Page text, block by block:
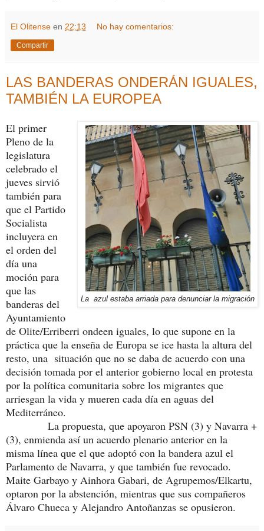
El Olitense en 22:13 No hay comentarios:
Compartir
LAS BANDERAS ONDERÁN IGUALES,
TAMBIÉN LA EUROPEA
La azul estaba arriada para denunciar la migración
El primer
Pleno de la
legislatura
celebrado el
jueves sirvió
también para
que el Partido
Socialista
incluyera en
el orden del
día una
moción para
que las
banderas del
Ayuntamiento
de Olite/Erriberri ondeen iguales, lo que supone en la
práctica que la enseña de Europa se ice hasta la altura del
resto, una situación que no se daba de acuerdo con una
decisión tomada por el anterior gobierno local en protesta
por la política comunitaria sobre los migrantes que
arriesgan la vida y mueren cada día en aguas del
Mediterráneo.
La propuesta, que apoyaron PSN (3) y Navarra +
(3), enmienda así un acuerdo plenario anterior en la
misma línea que el que adoptó con la bandera azul el
Parlamento de Navarra, y que también fue revocado.
Maite Garbayo y Ainhora Gabari, de Agrupemos/Elkartu,
optaron por la abstención, mientras que sus compañeros
Álvaro Chueca y Alejandro Antoñanzas se opusieron.